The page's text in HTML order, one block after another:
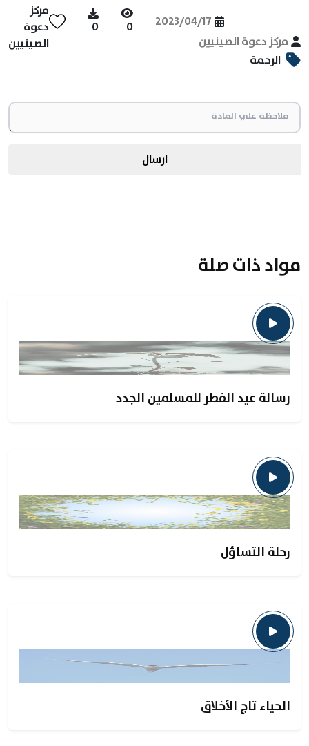
مركز دعوة الصينيين
2023/04/17
0
0
مركز
دعوة
الصينيين
الرحمة
ارسال
مواد ذات صلة
رسالة عيد الفطر للمسلمين الجدد
رحلة التساؤل
الحياء تاج الأخلاق